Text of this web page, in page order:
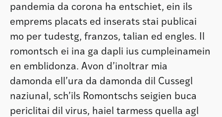
pandemia da corona ha entschiet, ein ils
emprems placats ed inserats stai publicai
mo per tudestg, franzos, talian ed engles. Il
romontsch ei ina ga dapli ius cumpleinamein
en emblidonza. Avon d’inoltrar mia
damonda ell’ura da damonda dil Cussegl
naziunal, sch’ils Romontschs seigien buca
periclitai dil virus, haiel tarmess quella agl